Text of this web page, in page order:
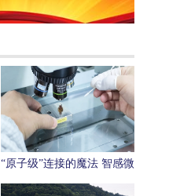
“原子级”连接的魔法 智感微
电子用一枚芯片感知“人形